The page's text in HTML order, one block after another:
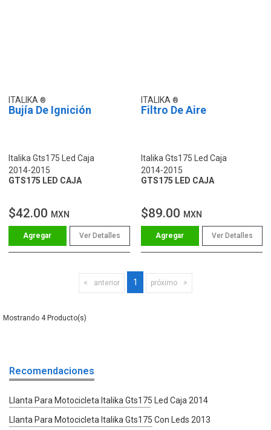
ITALIKA
Bujía De Ignición
Italika Gts175 Led Caja
2014-2015
GTS175 LED CAJA
$42.00 MXN
Ver Detalles
ITALIKA
Filtro De Aire
Italika Gts175 Led Caja
2014-2015
GTS175 LED CAJA
$89.00 MXN
Ver Detalles
anterior 1 próximo
4
Recomendaciones
Llanta Para Motocicleta Italika Gts175 Led Caja 2014
Llanta Para Motocicleta Italika Gts175 Con Leds 2013